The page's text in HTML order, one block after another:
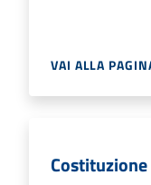
VAI ALLA